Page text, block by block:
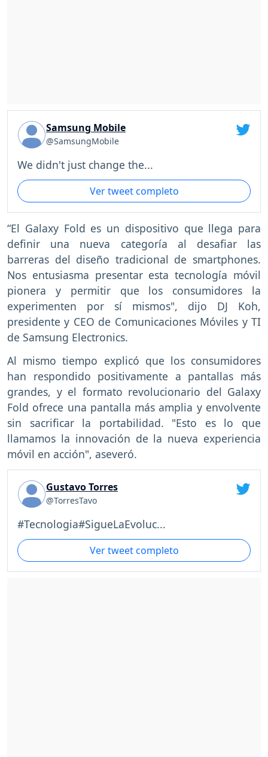
Samsung Mobile
@SamsungMobile
We didn't just change the...
Ver tweet completo
“El Galaxy Fold es un dispositivo que llega para
definir una nueva categoría al desafiar las
barreras del diseño tradicional de smartphones.
Nos entusiasma presentar esta tecnología móvil
pionera y permitir que los consumidores la
experimenten por sí mismos", dijo DJ Koh,
presidente y CEO de Comunicaciones Móviles y TI
de Samsung Electronics.
Al mismo tiempo explicó que los consumidores
han respondido positivamente a pantallas más
grandes, y el formato revolucionario del Galaxy
Fold ofrece una pantalla más amplia y envolvente
sin sacrificar la portabilidad. "Esto es lo que
llamamos la innovación de la nueva experiencia
móvil en acción", aseveró.
Gustavo Torres
@TorresTavo
#Tecnologia#SigueLaEvoluc...
Ver tweet completo